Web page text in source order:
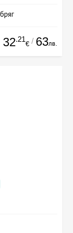
32.21
€ / 63лв.